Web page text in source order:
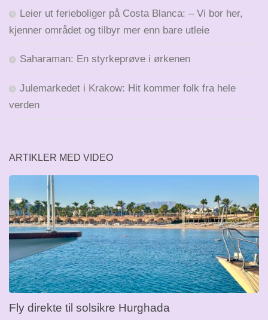
Leier ut ferieboliger på Costa Blanca: – Vi bor her,
kjenner området og tilbyr mer enn bare utleie
Saharaman: En styrkeprøve i ørkenen
Julemarkedet i Krakow: Hit kommer folk fra hele
verden
ARTIKLER MED VIDEO
Fly direkte til solsikre Hurghada